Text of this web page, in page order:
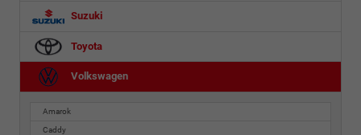
Suzuki
Toyota
Volkswagen
Amarok
Caddy